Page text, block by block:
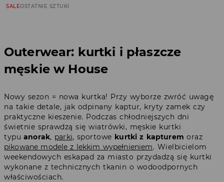
SALEOSTATNIE SZTUKI
Outerwear: kurtki i płaszcze
męskie w House
Nowy sezon = nowa kurtka! Przy wyborze zwróć uwagę
na takie detale, jak odpinany kaptur, kryty zamek czy
praktyczne kieszenie. Podczas chłodniejszych dni
świetnie sprawdzą się wiatrówki, męskie kurtki
typu anorak, parki, sportowe kurtki z kapturem oraz
pikowane modele z lekkim wypełnieniem. Wielbicielom
weekendowych eskapad za miasto przydadzą się kurtki
wykonane z technicznych tkanin o wodoodpornych
właściwościach.